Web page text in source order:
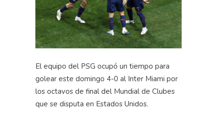
El equipo del PSG ocupó un tiempo para
golear este domingo 4-0 al Inter Miami por
los octavos de final del Mundial de Clubes
que se disputa en Estados Unidos.